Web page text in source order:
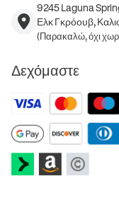
9245 Laguna
Ελκ Γκρόουβ,
(Παρακαλώ, όχι
Δεχόμαστε